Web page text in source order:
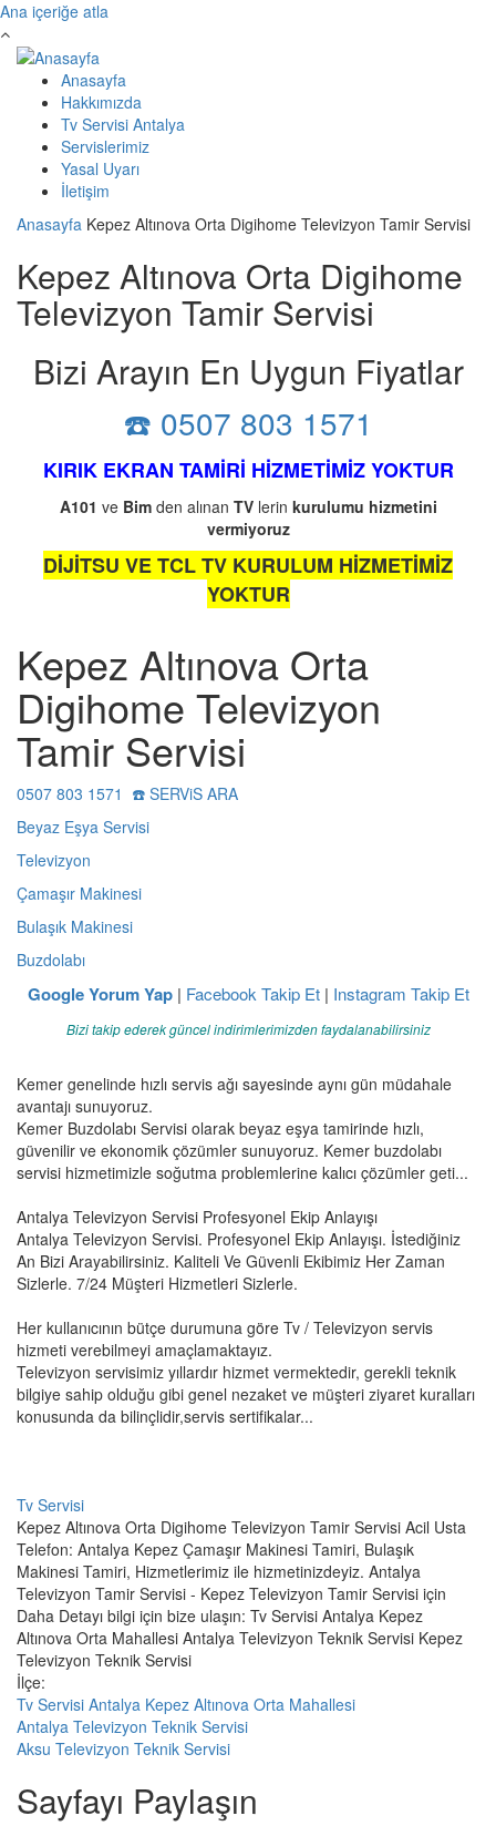
Ana içeriğe atla
Anasayfa
Hakkımızda
Tv Servisi Antalya
Servislerimiz
Yasal Uyarı
İletişim
Anasayfa Kepez Altınova Orta Digihome Televizyon Tamir Servisi
Kepez Altınova Orta Digihome
Televizyon Tamir Servisi
Bizi Arayın En Uygun Fiyatlar
☎️ 0507 803 1571
KIRIK EKRAN TAMİRİ HİZMETİMİZ YOKTUR
A101 ve Bimden alınan TVlerin kurulumu hizmetini
vermiyoruz
DİJİTSU VE TCL TV KURULUM HİZMETİMİZ
YOKTUR
Kepez Altınova Orta
Digihome Televizyon
Tamir Servisi
0507 803 1571 ☎️ SERViS ARA
Beyaz Eşya Servisi
Televizyon
Çamaşır Makinesi
Bulaşık Makinesi
Buzdolabı
Google Yorum Yap| Facebook Takip Et| Instagram Takip Et
Bizi takip ederek güncel indirimlerimizden faydalanabilirsiniz
Kemer genelinde hızlı servis ağı sayesinde aynı gün müdahale
avantajı sunuyoruz.
Kemer Buzdolabı Servisi olarak beyaz eşya tamirinde hızlı,
güvenilir ve ekonomik çözümler sunuyoruz. Kemer buzdolabı
servisi hizmetimizle soğutma problemlerine kalıcı çözümler geti...
Antalya Televizyon Servisi Profesyonel Ekip Anlayışı
Antalya Televizyon Servisi. Profesyonel Ekip Anlayışı. İstediğiniz
An Bizi Arayabilirsiniz. Kaliteli Ve Güvenli Ekibimiz Her Zaman
Sizlerle. 7/24 Müşteri Hizmetleri Sizlerle.
Her kullanıcının bütçe durumuna göre Tv / Televizyon servis
hizmeti verebilmeyi amaçlamaktayız.
Televizyon servisimiz yıllardır hizmet vermektedir, gerekli teknik
bilgiye sahip olduğu gibi genel nezaket ve müşteri ziyaret kuralları
konusunda da bilinçlidir,servis sertifikalar...
Tv Servisi
Kepez Altınova Orta Digihome Televizyon Tamir Servisi Acil Usta
Telefon: Antalya Kepez Çamaşır Makinesi Tamiri, Bulaşık
Makinesi Tamiri, Hizmetlerimiz ile hizmetinizdeyiz. Antalya
Televizyon Tamir Servisi - Kepez Televizyon Tamir Servisi için
Daha Detayı bilgi için bize ulaşın: Tv Servisi Antalya Kepez
Altınova Orta Mahallesi Antalya Televizyon Teknik Servisi Kepez
Televizyon Teknik Servisi
İlçe:
Tv Servisi Antalya Kepez Altınova Orta Mahallesi
Antalya Televizyon Teknik Servisi
Aksu Televizyon Teknik Servisi
Sayfayı Paylaşın